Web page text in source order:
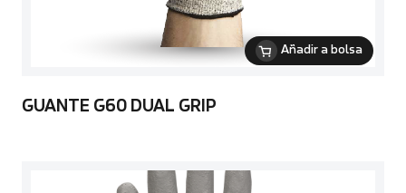
Añadir a bolsa
GUANTE G60 DUAL GRIP